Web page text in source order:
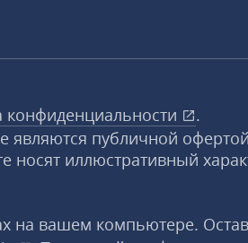
конфиденциальности
.
являются публичной
носят иллюстративный
на вашем компьютере.